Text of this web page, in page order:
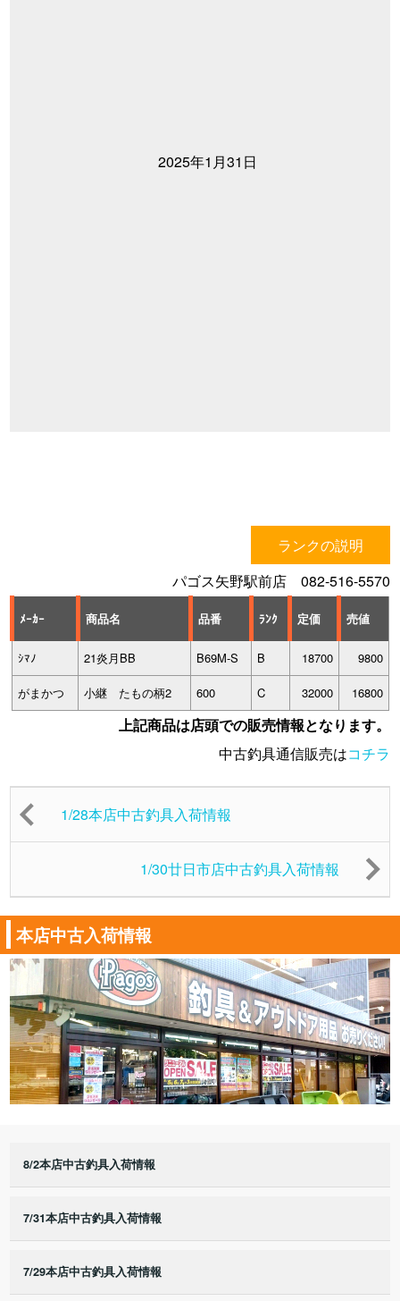
2025年1月31日
ランクの説明
パゴス矢野駅前店 082-516-5570
ﾒｰｶｰ 商品名 品番 ﾗﾝｸ 定価 売値
ｼﾏﾉ 21炎月BB B69M-S B 18700 9800
がまかつ 小継 たもの柄2 600 C 32000 16800
上記商品は店頭での販売情報となります。
中古釣具通信販売はコチラ
1/28本店中古釣具入荷情報
1/30廿日市店中古釣具入荷情報
本店中古入荷情報
8/2本店中古釣具入荷情報
7/31本店中古釣具入荷情報
7/29本店中古釣具入荷情報